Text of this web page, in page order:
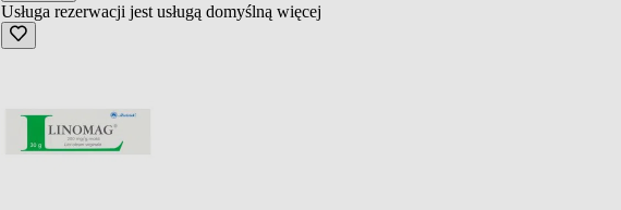
Usługa rezerwacji jest usługą domyślną więcej